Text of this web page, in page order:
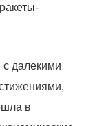
с далекими
в